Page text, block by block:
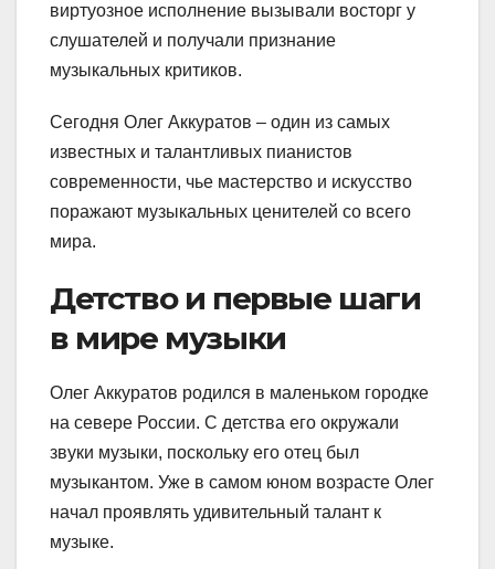
виртуозное исполнение вызывали восторг у
слушателей и получали признание
музыкальных критиков.
Сегодня Олег Аккуратов – один из самых
известных и талантливых пианистов
современности, чье мастерство и искусство
поражают музыкальных ценителей со всего
мира.
Детство и первые шаги
в мире музыки
Олег Аккуратов родился в маленьком городке
на севере России. С детства его окружали
звуки музыки, поскольку его отец был
музыкантом. Уже в самом юном возрасте Олег
начал проявлять удивительный талант к
музыке.